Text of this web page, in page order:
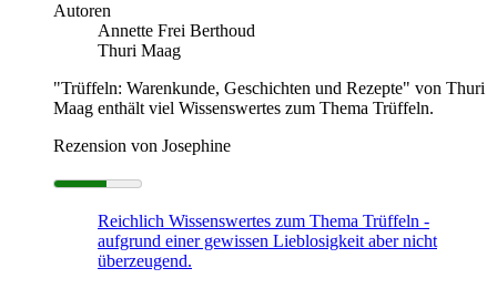
Autoren
Annette Frei Berthoud
Thuri Maag
"Trüffeln: Warenkunde, Geschichten und Rezepte" von Thuri
Maag enthält viel Wissenswertes zum Thema Trüffeln.
Rezension von Josephine
Reichlich Wissenswertes zum Thema Trüffeln -
aufgrund einer gewissen Lieblosigkeit aber nicht
überzeugend.